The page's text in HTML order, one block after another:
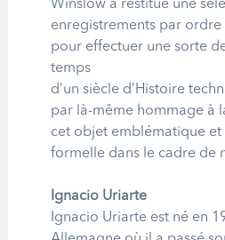
Winslow a restitué une
enregistrements par
pour effectuer une sorte
temps
d’un siècle d’Histoire
par là-même hommage à
cet objet emblématique et
formelle dans le cadre de
Ignacio Uriarte
Ignacio Uriarte est né en